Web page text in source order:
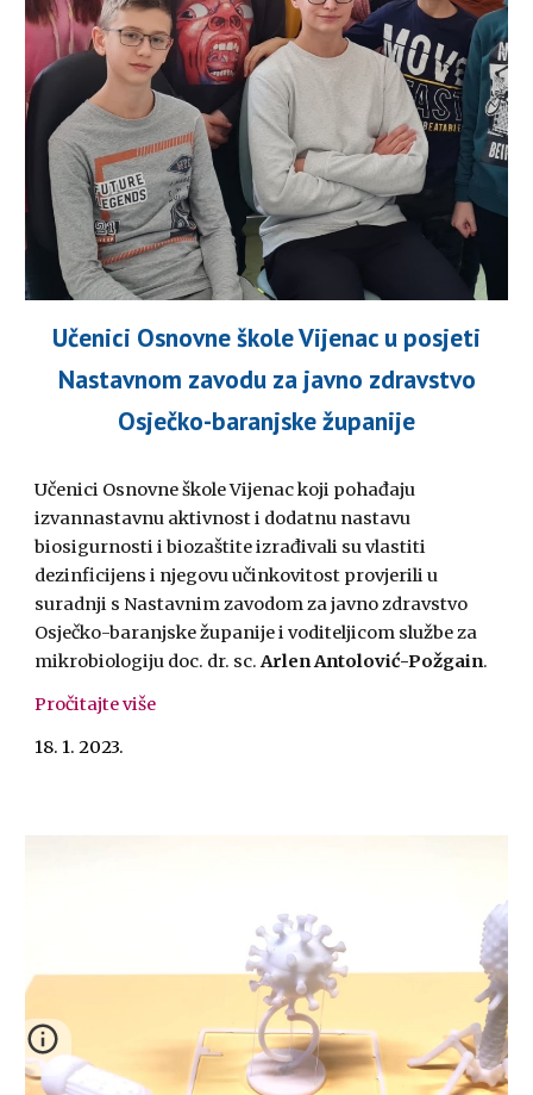
Učenici Osnovne škole Vijenac u posjeti
Nastavnom zavodu za javno zdravstvo
Osječko-baranjske županije
Učenici Osnovne škole Vijenac koji pohađaju
izvannastavnu aktivnost i dodatnu nastavu
biosigurnosti i biozaštite izrađivali su vlastiti
dezinficijens i njegovu učinkovitost provjerili u
suradnji s Nastavnim zavodom za javno zdravstvo
Osječko-baranjske županije i voditeljicom službe za
mikrobiologiju doc. dr. sc.Arlen Antolović-Požgain.
Pročitajte više
18. 1. 2023.